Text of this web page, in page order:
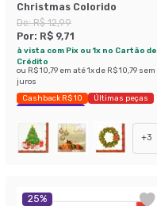
Christmas Colorido
De:R$ 12,99
Por: R$ 9,71
à vista com Pix ou 1x no Cartão de
Crédito
ou R$ 10,79 em até1x de R$ 10,79 sem
juros
Cashback R$ 10
Últimas peças
Economize 25%
+3
25%